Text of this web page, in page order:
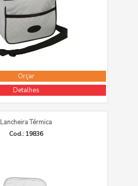
Orçar
Detalhes
Lancheira Térmica
Cod.: 19836